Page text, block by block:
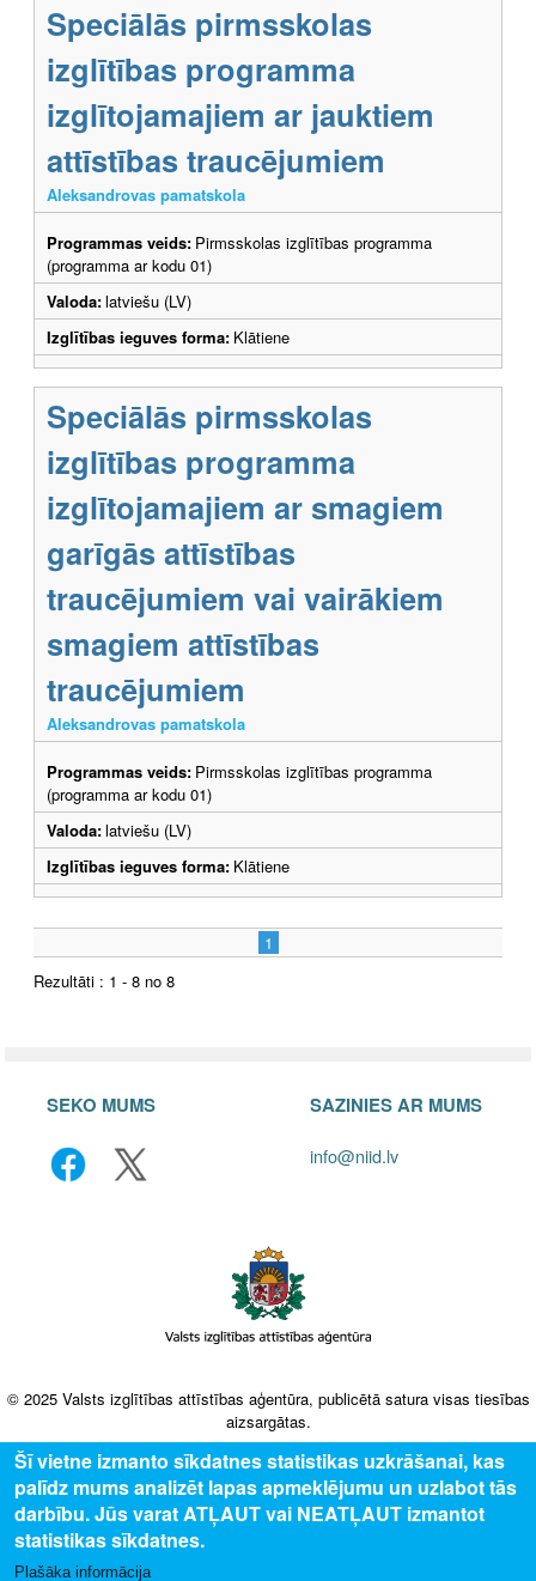
Speciālās pirmsskolas
izglītības programma
izglītojamajiem ar jauktiem
attīstības traucējumiem
Aleksandrovas pamatskola
Programmas veids: Pirmsskolas izglītības programma
(programma ar kodu 01)
Valoda:latviešu (LV)
Izglītības ieguves forma: Klātiene
Speciālās pirmsskolas
izglītības programma
izglītojamajiem ar smagiem
garīgās attīstības
traucējumiem vai vairākiem
smagiem attīstības
traucējumiem
Aleksandrovas pamatskola
Programmas veids: Pirmsskolas izglītības programma
(programma ar kodu 01)
Valoda:latviešu (LV)
Izglītības ieguves forma: Klātiene
1
Rezultāti : 1 - 8 no 8
SEKO MUMS SAZINIES AR MUMS
info@niid.lv
© 2025 Valsts izglītības attīstības aģentūra, publicētā satura visas tiesības
aizsargātas.
Šī vietne izmanto sīkdatnes statistikas uzkrāšanai, kas
palīdz mums analizēt lapas apmeklējumu un uzlabot tās
darbību. Jūs varat ATĻAUT vai NEATĻAUT izmantot
statistikas sīkdatnes.
Plašāka informācija